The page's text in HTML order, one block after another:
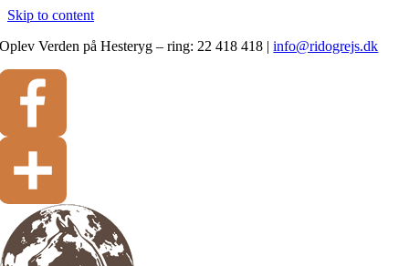
Skip to content
Oplev Verden på Hesteryg – ring: 22 418 418 |info@ridogrejs.dk
Facebook
Del